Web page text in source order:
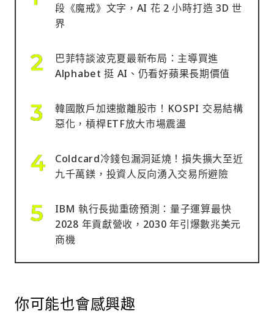
段《魔戒》文字，AI 花 2 小時打造 3D 世
界
巴菲特談波克夏最新布局：主導買進
Alphabet 挺 AI、仍看好蘋果長期價值
韓國散戶加速撤離股市！KOSPI 交易結構
惡化，槓桿ETF放大市場震盪
Coldcard冷錢包漏洞延燒！損失擴大至近
九千萬鎂，投資人反向湧入交易所避險
IBM 執行長拋重磅預測：量子運算最快
2028 年貢獻營收，2030 年引爆數兆美元
商機
你可能也會感興趣